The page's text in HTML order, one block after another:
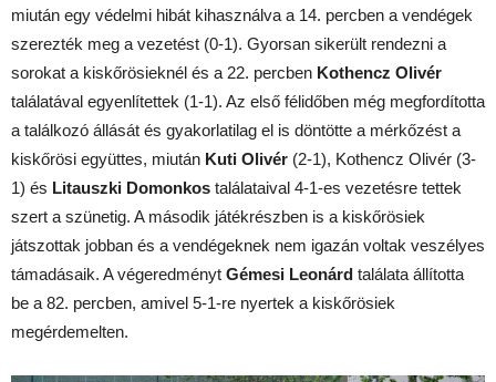
miután egy védelmi hibát kihasználva a 14. percben a vendégek
szerezték meg a vezetést (0-1). Gyorsan sikerült rendezni a
sorokat a kiskőrösieknél és a 22. percben Kothencz Olivér
találatával egyenlítettek (1-1). Az első félidőben még megfordította
a találkozó állását és gyakorlatilag el is döntötte a mérkőzést a
kiskőrösi együttes, miután Kuti Olivér (2-1), Kothencz Olivér (3-
1) és Litauszki Domonkos találataival 4-1-es vezetésre tettek
szert a szünetig. A második játékrészben is a kiskőrösiek
játszottak jobban és a vendégeknek nem igazán voltak veszélyes
támadásaik. A végeredményt Gémesi Leonárd találata állította
be a 82. percben, amivel 5-1-re nyertek a kiskőrösiek
megérdemelten.